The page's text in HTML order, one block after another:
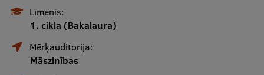
Studiju norises vietas
Mūsu cilvēki
Līmenis:
1. cikla (Bakalaura)
Mērķauditorija:
Māszinības